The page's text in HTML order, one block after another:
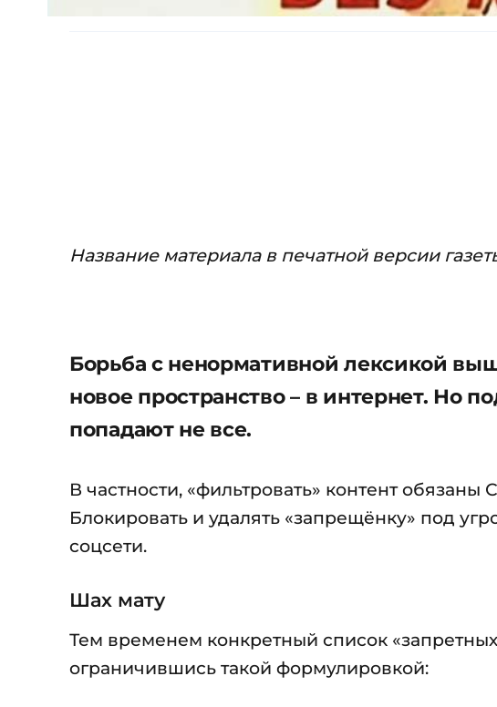
Название материала в печатной версии
Борьба с ненормативной лексикой
новое пространство – в интернет. Но
попадают не все.
В частности, «фильтровать» контент
Блокировать и удалять «запрещёнку» под
соцсети.
Шах мату
Тем временем конкретный список
ограничившись такой формулировкой: